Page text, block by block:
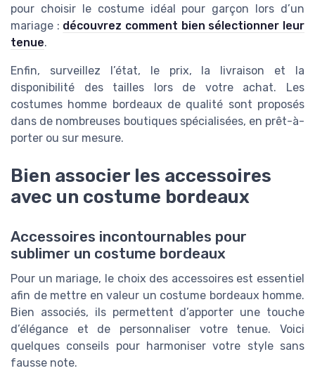
pour choisir le costume idéal pour garçon lors d’un
mariage : découvrez comment bien sélectionner leur
tenue.
Enfin, surveillez l’état, le prix, la livraison et la
disponibilité des tailles lors de votre achat. Les
costumes homme bordeaux de qualité sont proposés
dans de nombreuses boutiques spécialisées, en prêt-à-
porter ou sur mesure.
Bien associer les accessoires
avec un costume bordeaux
Accessoires incontournables pour
sublimer un costume bordeaux
Pour un mariage, le choix des accessoires est essentiel
afin de mettre en valeur un costume bordeaux homme.
Bien associés, ils permettent d’apporter une touche
d’élégance et de personnaliser votre tenue. Voici
quelques conseils pour harmoniser votre style sans
fausse note.